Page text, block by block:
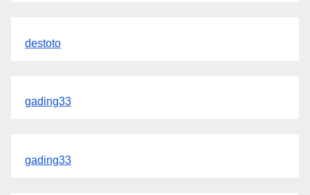
destoto
gading33
gading33